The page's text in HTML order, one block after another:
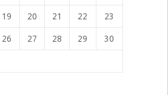
19 20 21 22 23
26 27 28 29 30